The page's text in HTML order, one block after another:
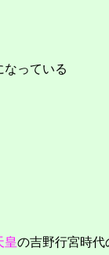
っている
皇の吉野行宮時代